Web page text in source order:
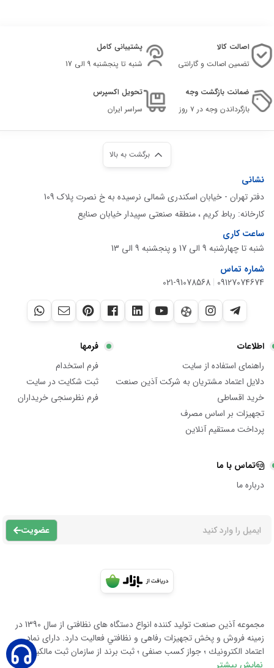
اصالت کالا
تضمین اصالت و گارانتی
پشتیبانی کامل
شنبه تا پنجشنبه 9 الی 17
ضمانت بازگشت وجه
بازگرداندن وجه در ۷ روز
تحویل اکسپرس
سراسر ایران
برگشت به بالا
نشانی
دفتر تهران - خیابان اسکندری شمالی نرسیده به خ نصرت پلاک 109
کارخانه: رباط کریم ، منطقه صنعتی سپیدار خیابان صنایع
ساعت کاری
شنبه تا چهارشنبه 9 الی 17 و پنجشنبه 9 الی 13
شماره تماس
09127074674
|
021-91078568
اطلاعات
راهنمای استفاده از سایت
دلایل اعتماد مشتریان به شرکت آذین صنعت
خرید اقساطی
تجهیزات بر اساس مصرف
پرداخت مستقیم آنلاین
فرمها
فرم استخدام
ثبت شکایت در سایت
فرم نظرسنجی خریداران
تماس با ما
درباره ما
عضویت
مجموعه آذين صنعت توليد كننده انواع دستگاه هاى نظافتى از سال 1390 در
زمينه فروش و پخش تجهيزات رفاهى و نظافتي فعاليت دارد. داراى نماد
اعتماد الكترونيك ؛ جواز كسب صنفى ؛ ثبت برند از سازمان ثبت مالكيت معن
نمایش بیشتر